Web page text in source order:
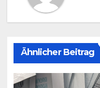
Ähnlicher Beitrag